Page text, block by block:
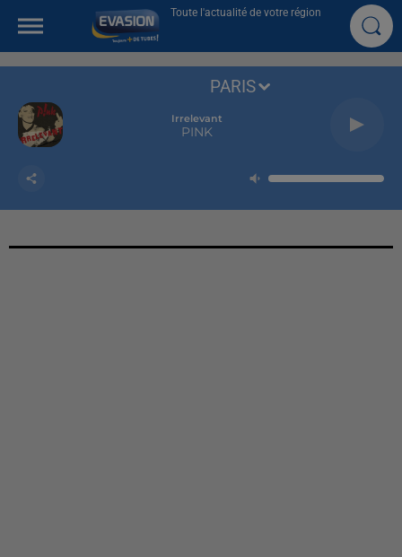
Toute l'actualité de votre région
Irrelevant
PINK
PARIS